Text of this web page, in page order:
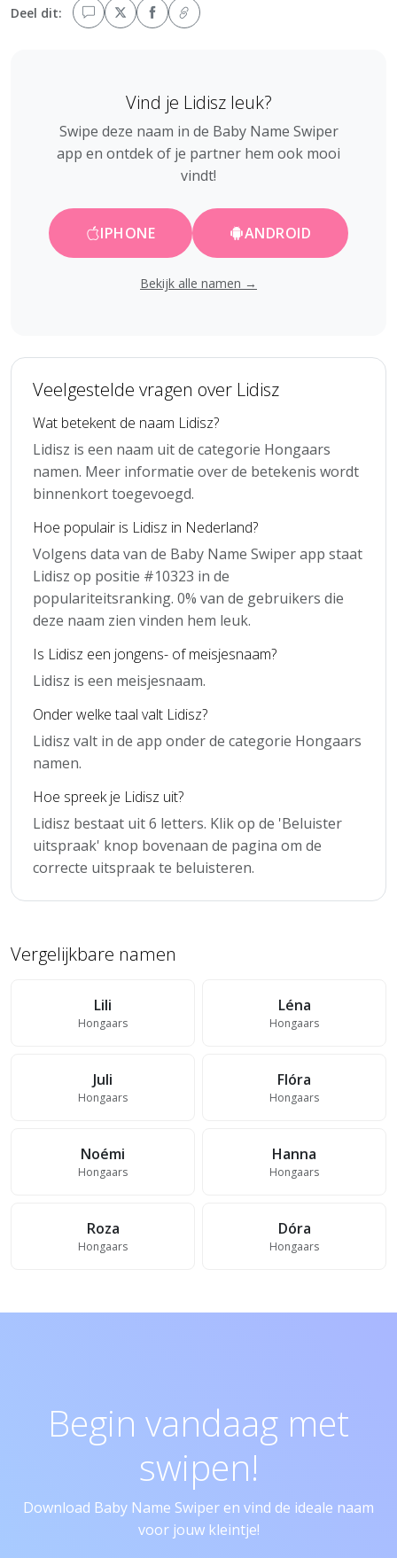
Deel dit:
Vind je Lidisz leuk?
Swipe deze naam in de Baby Name Swiper
app en ontdek of je partner hem ook mooi
vindt!
IPHONE ANDROID
Bekijk alle namen →
Veelgestelde vragen over Lidisz
Wat betekent de naam Lidisz?
Lidisz is een naam uit de categorie Hongaars
namen. Meer informatie over de betekenis wordt
binnenkort toegevoegd.
Hoe populair is Lidisz in Nederland?
Volgens data van de Baby Name Swiper app staat
Lidisz op positie #10323 in de
populariteitsranking. 0% van de gebruikers die
deze naam zien vinden hem leuk.
Is Lidisz een jongens- of meisjesnaam?
Lidisz is een meisjesnaam.
Onder welke taal valt Lidisz?
Lidisz valt in de app onder de categorie Hongaars
namen.
Hoe spreek je Lidisz uit?
Lidisz bestaat uit 6 letters. Klik op de 'Beluister
uitspraak' knop bovenaan de pagina om de
correcte uitspraak te beluisteren.
Vergelijkbare namen
Lili
Hongaars
Léna
Hongaars
Juli
Hongaars
Flóra
Hongaars
Noémi
Hongaars
Hanna
Hongaars
Roza
Hongaars
Dóra
Hongaars
Begin vandaag met
swipen!
Download Baby Name Swiper en vind de ideale naam
voor jouw kleintje!